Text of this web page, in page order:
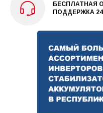
БЕСПЛАТНАЯ
ПОДДЕРЖКА